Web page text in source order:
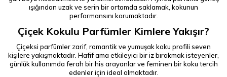
ışığından uzak ve serin bir ortamda saklamak, kokunun
performansını korumaktadır.
Çiçek Kokulu Parfümler Kimlere Yakışır?
Çiçeksi parfümler zarif, romantik ve yumuşak koku profili seven
kişilere yakışmaktadır. Hafif ama etkileyici bir iz bırakmak isteyenler,
günlük kullanımda ferah bir his arayanlar ve feminen bir koku tercih
edenler için ideal olmaktadır.